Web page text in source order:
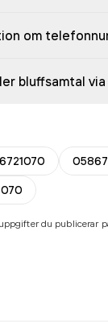
om
bluffsamtal
du